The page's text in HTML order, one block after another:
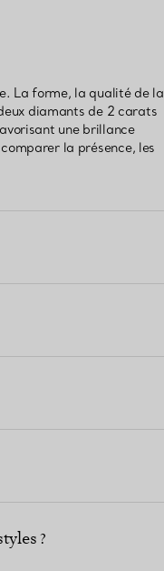
La forme, la qualité de la
diamants de 2 carats
une brillance
la présence, les
?